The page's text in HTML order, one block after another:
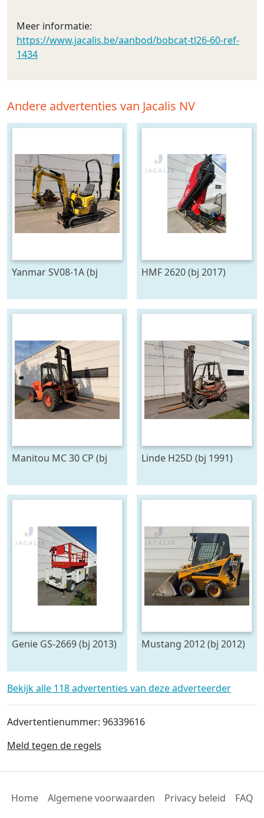
Meer informatie:
https://www.jacalis.be/aanbod/bobcat-tl26-60-ref-
1434
Andere advertenties van Jacalis NV
Yanmar SV08-1A (bj
HMF 2620 (bj 2017)
Manitou MC 30 CP (bj
Linde H25D (bj 1991)
Genie GS-2669 (bj 2013) Mustang 2012 (bj 2012)
Bekijk alle 118 advertenties van deze adverteerder
Advertentienummer: 96339616
Meld tegen de regels
Home Algemene voorwaarden Privacy beleid FAQ